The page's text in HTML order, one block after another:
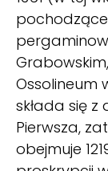
pochodzące
Ossolineum
składa się
Pierwsza,
obejmuje